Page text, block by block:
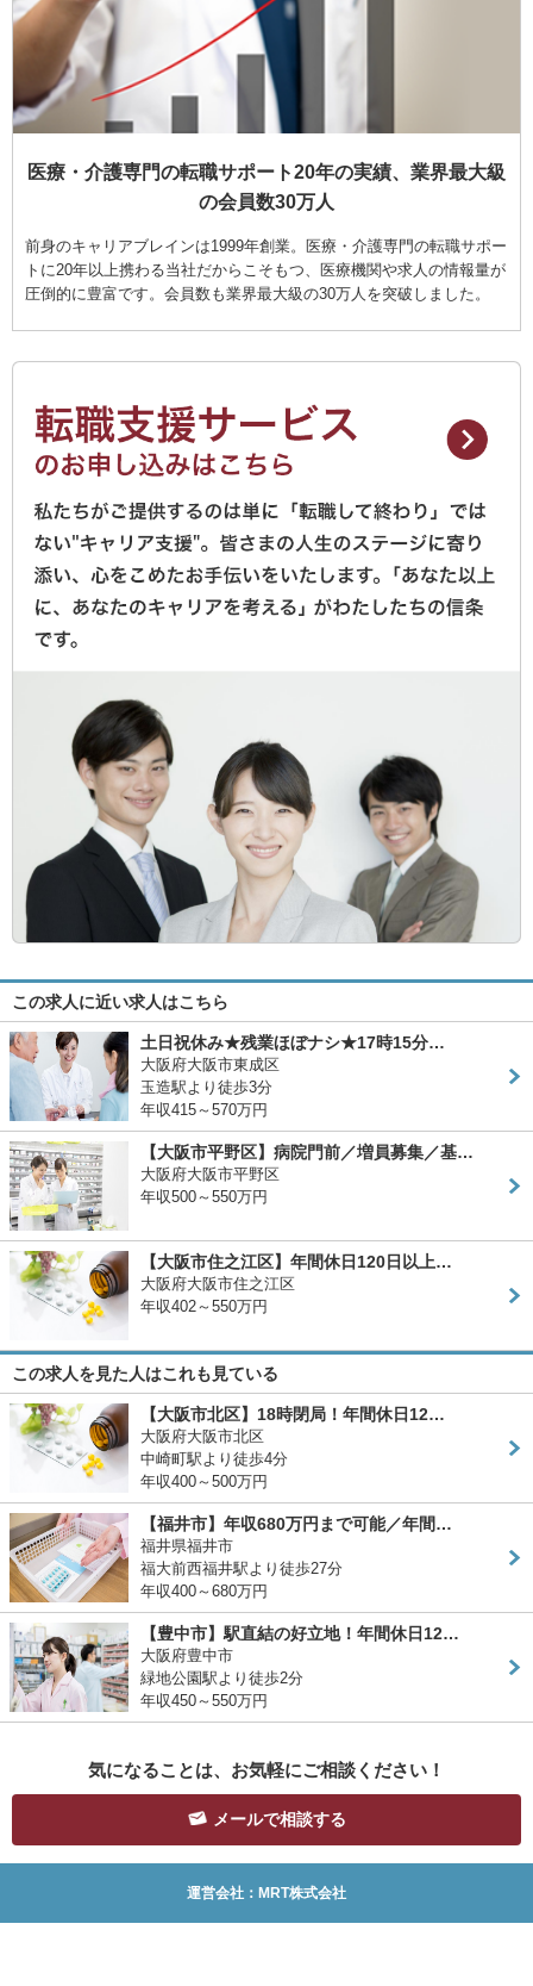
医療・介護専門の転職サポート20年の実績、業界最大級
の会員数30万人
前身のキャリアブレインは1999年創業。医療・介護専門の転職サポー
トに20年以上携わる当社だからこそもつ、医療機関や求人の情報量が
圧倒的に豊富です。会員数も業界最大級の30万人を突破しました。
この求人に近い求人はこちら
土日祝休み★残業ほぼナシ★17時15分…
大阪府大阪市東成区
玉造駅より徒歩3分
年収415～570万円
【大阪市平野区】病院門前／増員募集／基…
大阪府大阪市平野区
年収500～550万円
【大阪市住之江区】年間休日120日以上…
大阪府大阪市住之江区
年収402～550万円
この求人を見た人はこれも見ている
【大阪市北区】18時閉局！年間休日12…
大阪府大阪市北区
中崎町駅より徒歩4分
年収400～500万円
【福井市】年収680万円まで可能／年間…
福井県福井市
福大前西福井駅より徒歩27分
年収400～680万円
【豊中市】駅直結の好立地！年間休日12…
大阪府豊中市
緑地公園駅より徒歩2分
年収450～550万円
気になることは、お気軽にご相談ください！
メールで相談する
運営会社：MRT株式会社